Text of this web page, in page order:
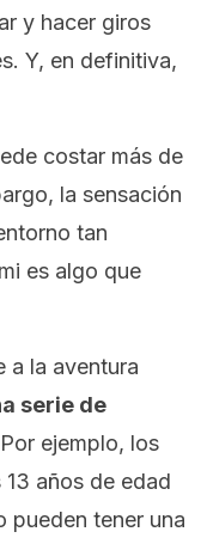
y hacer giros
Y, en definitiva,
costar más de
la sensación
tan
es algo que
a la aventura
serie de
Por ejemplo, los
años de edad
pueden tener una